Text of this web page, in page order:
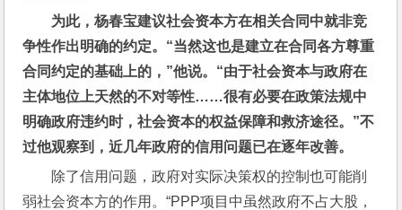
为此，杨春宝建议社会资本方在相关合同中就非竞
争性作出明确的约定。“当然这也是建立在合同各方尊重
合同约定的基础上的，”他说。“由于社会资本与政府在
主体地位上天然的不对等性……很有必要在政策法规中
明确政府违约时，社会资本的权益保障和救济途径。”不
过他观察到，近几年政府的信用问题已在逐年改善。
除了信用问题，政府对实际决策权的控制也可能削
弱社会资本方的作用。“PPP项目中虽然政府不占大股，